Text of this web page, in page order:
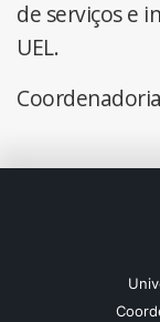
de serviços e
UEL.